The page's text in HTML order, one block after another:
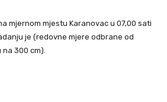
mjernom mjestu Karanovac u 07,00 sati
je (redovne mjere odbrane od
300 cm).